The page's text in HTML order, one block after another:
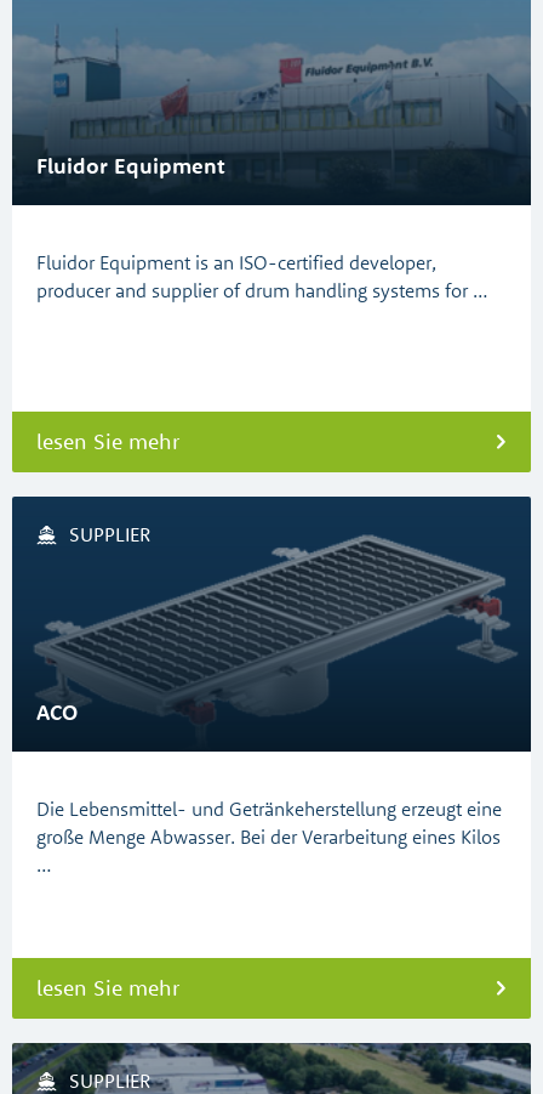
Fluidor Equipment
Fluidor Equipment is an ISO-certified developer,
producer and supplier of drum handling systems for …
lesen Sie mehr
SUPPLIER
ACO
Die Lebensmittel- und Getränkeherstellung erzeugt eine
große Menge Abwasser. Bei der Verarbeitung eines Kilos
…
lesen Sie mehr
SUPPLIER